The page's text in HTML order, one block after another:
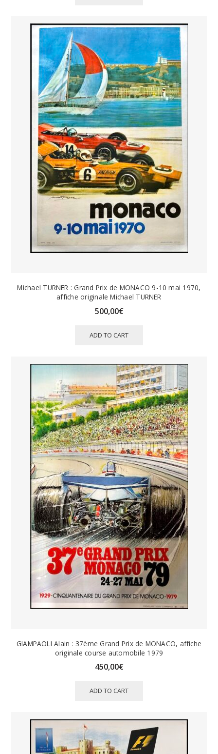
Michael TURNER : Grand Prix de MONACO 9-10 mai 1970,
affiche originale Michael TURNER
500,00€
ADD TO CART
GIAMPAOLI Alain : 37ème Grand Prix de MONACO, affiche
originale course automobile 1979
450,00€
ADD TO CART